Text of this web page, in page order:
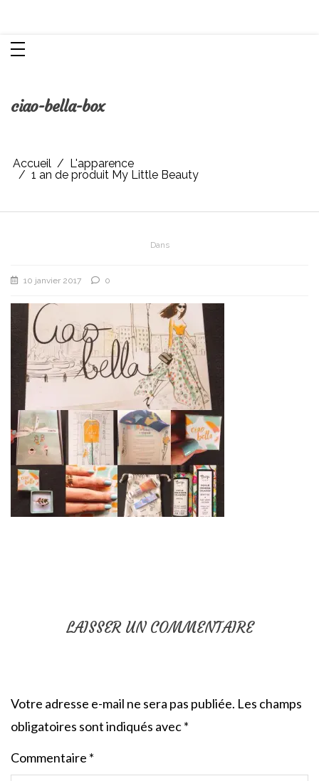
ciao-bella-box
Accueil
L'apparence
1 an de produit My Little Beauty
Dans
10 janvier 2017 0
LAISSER UN COMMENTAIRE
Votre adresse e-mail ne sera pas publiée. Les champs
obligatoires sont indiqués avec*
Commentaire *